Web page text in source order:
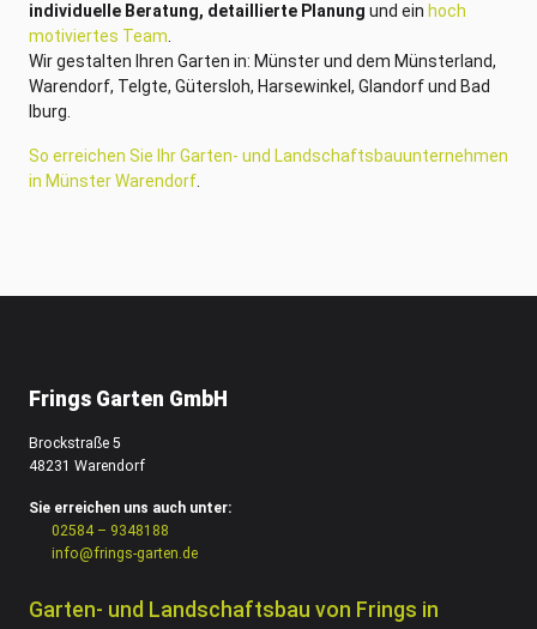
individuelle Beratung, detaillierte Planung und ein hoch
motiviertes Team.
Wir gestalten Ihren Garten in: Münster und dem Münsterland,
Warendorf, Telgte, Gütersloh, Harsewinkel, Glandorf und Bad
Iburg.
So erreichen Sie Ihr Garten- und Landschaftsbauunternehmen
in Münster Warendorf.
Frings Garten GmbH
Brockstraße 5
48231 Warendorf
Sie erreichen uns auch unter:
02584 – 9348188
info@frings-garten.de
Garten- und Landschaftsbau von Frings in